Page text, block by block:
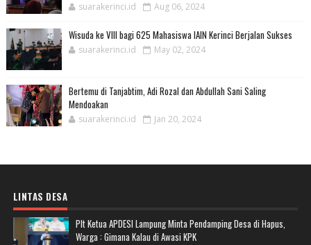
suarakerinci.id Aug 06, 2024
Wisuda ke VIII bagi 625 Mahasiswa IAIN Kerinci Berjalan Sukses
suarakerinci.id May 02, 2024
Bertemu di Tanjabtim, Adi Rozal dan Abdullah Sani Saling
Mendoakan
suarakerinci.id Jan 20, 2024
LINTAS DESA
Plt Ketua APDESI Lampung Minta Pendamping Desa di Hapus,
Warga : Gimana Kalau di Awasi KPK